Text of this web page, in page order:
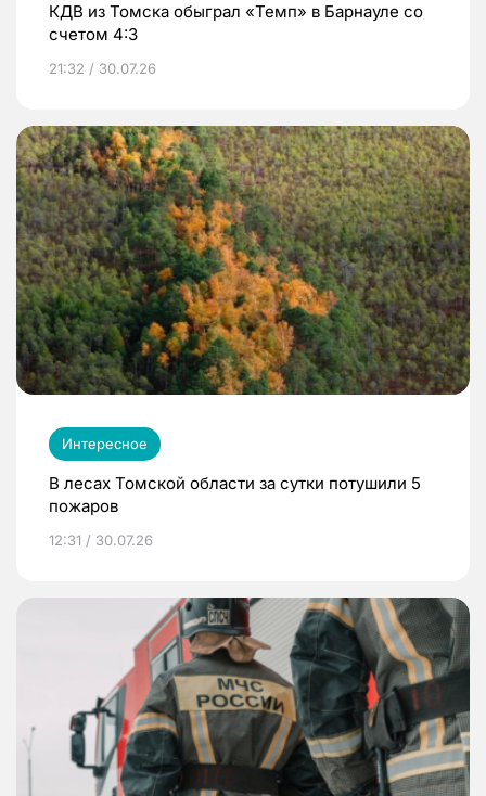
КДВ из Томска обыграл «Темп» в Барнауле со
счетом 4:3
21:32 / 30.07.26
Интересное
В лесах Томской области за сутки потушили 5
пожаров
12:31 / 30.07.26